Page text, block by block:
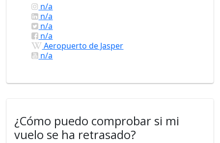
n/a
n/a
n/a
n/a
Aeropuerto de Jasper
n/a
¿Cómo puedo comprobar si mi
vuelo se ha retrasado?